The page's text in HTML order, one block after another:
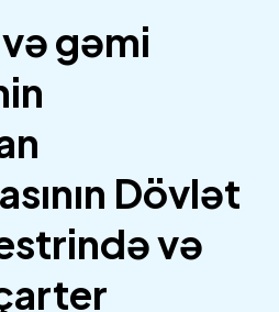
gəmi
Dövlət
və